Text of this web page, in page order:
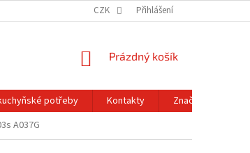
ÚDAJŮ OBCHODNÍ PODMÍNKY
CZK Přihlášení
NÁKUPNÍ
Prázdný košík
potřeby Kontakty
Značky
A037G